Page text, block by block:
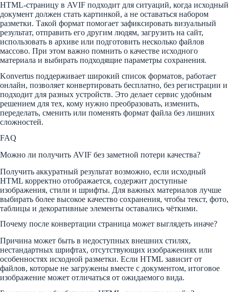
HTML-страницу в AVIF подходит для ситуаций, когда исходный
документ должен стать картинкой, а не оставаться набором
разметки. Такой формат помогает зафиксировать визуальный
результат, отправить его другим людям, загрузить на сайт,
использовать в архиве или подготовить несколько файлов
массово. При этом важно помнить о качестве исходного
материала и выбирать подходящие параметры сохранения.
Konvertus поддерживает широкий список форматов, работает
онлайн, позволяет конвертировать бесплатно, без регистрации и
подходит для разных устройств. Это делает сервис удобным
решением для тех, кому нужно преобразовать, изменить,
переделать, сменить или поменять формат файла без лишних
сложностей.
FAQ
Можно ли получить AVIF без заметной потери качества?
Получить аккуратный результат возможно, если исходный
HTML корректно отображается, содержит доступные
изображения, стили и шрифты. Для важных материалов лучше
выбирать более высокое качество сохранения, чтобы текст, фото,
таблицы и декоративные элементы оставались чёткими.
Почему после конвертации страница может выглядеть иначе?
Причина может быть в недоступных внешних стилях,
нестандартных шрифтах, отсутствующих изображениях или
особенностях исходной разметки. Если HTML зависит от
файлов, которые не загружены вместе с документом, итоговое
изображение может отличаться от ожидаемого вида.